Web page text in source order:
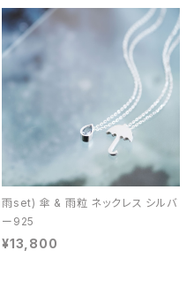
雨set) 傘 & 雨粒 ネックレス シルバ
ー925
¥13,800